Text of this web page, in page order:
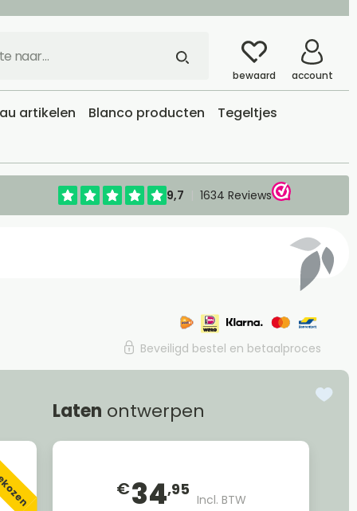
bewaard account
artikelen Blanco producten
Tegeltjes
Beveiligd bestel en betaalproces
Laten ontwerpen
€34,95
Incl. BTW